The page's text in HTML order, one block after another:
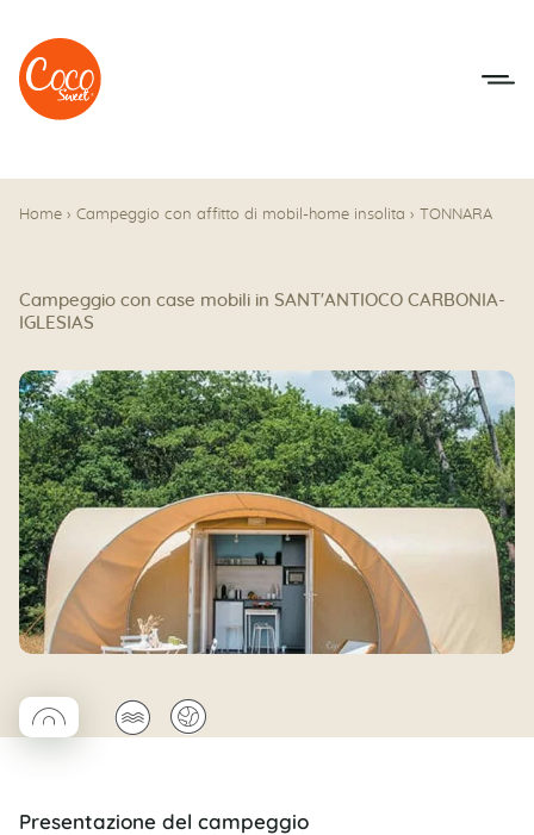
Vai al menu
Accedi al contenuto
Home › Campeggio con affitto di mobil-home insolita › TONNARA
Campeggio con case mobili in SANT'ANTIOCO CARBONIA-
IGLESIAS
◯Coco rond🌊 🌍
Presentazione del campeggio